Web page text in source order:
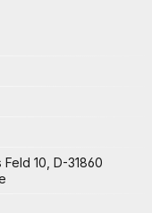
Feld 10, D-31860